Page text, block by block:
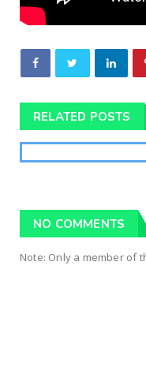
RELATED POSTS
NO COMMENTS
Note: Only a member of